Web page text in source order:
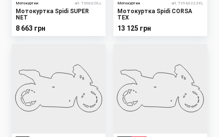
Мотокуртки art. T306,026,L
Мотокуртка Spidi SUPER
NET
8 663 грн
Мотокуртки art. T354,022,3XL
Мотокуртка Spidi CORSA
TEX
13 125 грн